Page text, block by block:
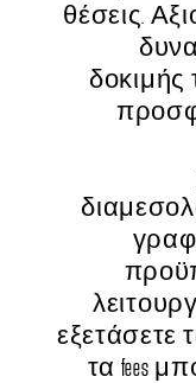
θέσεις.
δοκιμής
εξετάσετε
τα fees